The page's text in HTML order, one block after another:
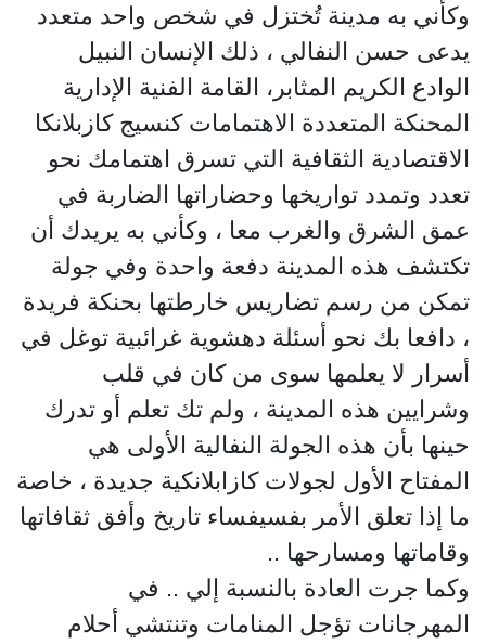
وكأني به مدينة تُختزل في شخص واحد متعدد
يدعى حسن النفالي ، ذلك الإنسان النبيل
الوادع الكريم المثابر، القامة الفنية الإدارية
المحنكة المتعددة الاهتمامات كنسيج كازبلانكا
الاقتصادية الثقافية التي تسرق اهتمامك نحو
تعدد وتمدد تواريخها وحضاراتها الضاربة في
عمق الشرق والغرب معا ، وكأني به يريدك أن
تكتشف هذه المدينة دفعة واحدة وفي جولة
تمكن من رسم تضاريس خارطتها بحنكة فريدة
، دافعا بك نحو أسئلة دهشوية غرائبية توغل في
أسرار لا يعلمها سوى من كان في قلب
وشرايين هذه المدينة ، ولم تك تعلم أو تدرك
حينها بأن هذه الجولة النفالية الأولى هي
المفتاح الأول لجولات كازابلانكية جديدة ، خاصة
ما إذا تعلق الأمر بفسيفساء تاريخ وأفق ثقافاتها
وقاماتها ومسارحها ..
وكما جرت العادة بالنسبة إلي .. في
المهرجانات تؤجل المنامات وتنتشي أحلام